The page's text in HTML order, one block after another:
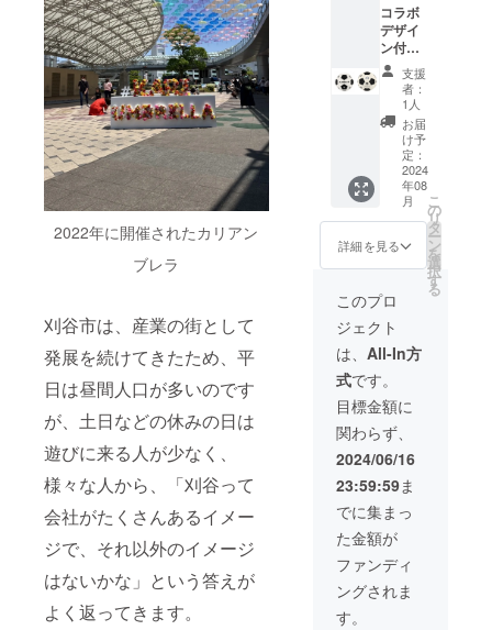
2022年に開催されたカリアン
ブレラ
刈谷市は、産業の街として
発展を続けてきたため、平
日は昼間人口が多いのです
が、土日などの休みの日は
遊びに来る人が少なく、
様々な人から、「刈谷って
会社がたくさんあるイメー
ジで、それ以外のイメージ
はないかな」という答えが
よく返ってきます。
ニール
傘を予
定 ・FC
刈谷
ホーム
ゲーム
の観戦
チケッ
リアン
ブレラ
開催中
に傘を
お使い
う、支
だいた
方には
すぐ発
送しま
す
ト】
★★支
援後、
すぐに
掲載さ
せてい
ただき
ます
★★ 内
容｜ ・
感謝の
メッ
セージ
メール
レラ専
用サイ
トに支
援者様
の個人
アカウ
ント掲
載 ・FC
刈谷
ホーム
ゲーム
の観戦
チケッ
ト 【備
考欄記
入】 ・
インス
タグラ
コラボ
デザイ
ン付
サッ
カー
ボール
で本気
の応援
プラン
【御礼
メール
＋カリ
アンブ
レラ専
用５号
球＋FC
刈谷
ホーム
ゲーム
観戦チ
ケッ
ト】 内
容｜ ・
感謝の
メッ
セージ
メール
・FC刈
谷コラ
ボデザ
イン付
SFIDA
製サッ
カー
支援
者：
1人
お届
け予
定：
2024
年08
月
詳細を見る
こ
の
リ
タ
ー
ン
を
選
択
す
る
このプロ
ジェクト
は、 All-In方
式です。
目標金額に
関わらず、
2024/06/16
23:59:59ま
でに集まっ
た金額が
ファンディ
ングされま
す。